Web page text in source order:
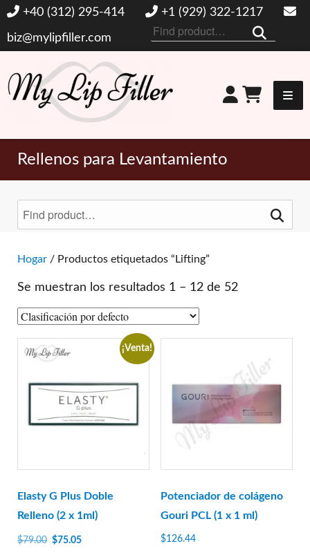
+40 (312) 295-414 +1 (929) 322-1217
biz@mylipfiller.com
Buscar
por:
Mi relleno de labios
Rellenos para Levantamiento
Hogar / Productos etiquetados “Lifting”
Se muestran los resultados 1 – 12 de 52
¡Venta!
Elasty G Plus Doble
Relleno (2 x 1ml)
$79.00 El
$75.05
Potenciador de colágeno
Gouri PCL (1 x 1 ml)
$126.44
Buscar
por:
Alternar filtros
MARCAS
A-Jax Keen
Aqualyx
Revofil Aquashine
Amigos de la belleza
Cellnoc
Dermaheal
Dermalax
Dermaren